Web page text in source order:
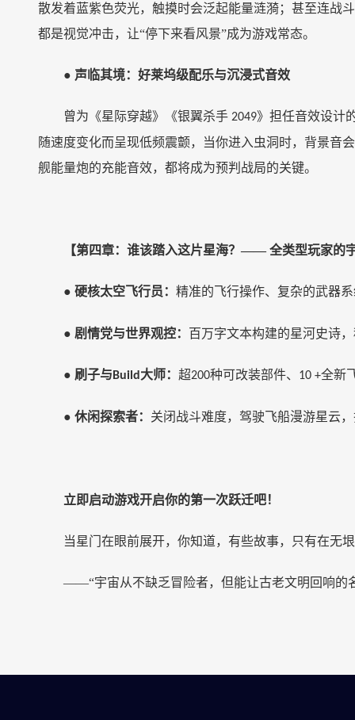
散发着蓝紫色荧光，触摸时会泛起能量涟漪；甚至连战
都是视觉冲击，让“停下来看风景”成为游戏常态。
● 声临其境：好莱坞级配乐与沉浸式音效
曾为《星际穿越》《银翼杀手 2049》担任音效设计
随速度变化而呈现低频震颤，当你进入虫洞时，背景
舰能量炮的充能音效，都将成为预判战局的关键。
【第四章：谁该踏入这片星海？ —— 全类型玩家的
● 硬核太空飞行员： 精准的飞行操作、复杂的武器
● 剧情党与世界观控： 百万字文本构建的星河史诗
● 刷子与 Build 大师： 超200种可改装部件、 10 +全新
● 休闲探索者： 关闭战斗难度，驾驶飞船漫游星云
立即启动游戏开启你的第一次跃迁吧！
当星门在眼前展开，你知道，有些故事，只有在无
——“宇宙从不缺乏冒险者，但能让古老文明回响的